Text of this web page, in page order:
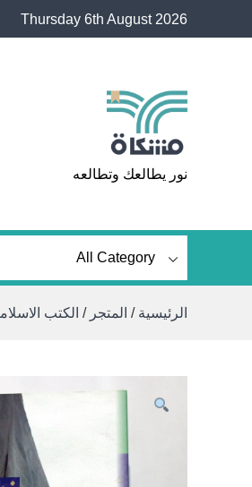
Thursday 6th August 2026
مشكاة
نور يطالعك وتطالعه
الرئيسية / المتجر / الكتب